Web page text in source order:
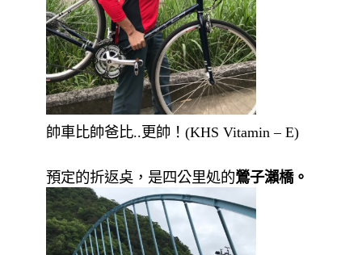
帥車比帥爸比..更帥！(KHS Vitamin – E)
預定的折返奌，是四公里処的鶯子瀨橋。